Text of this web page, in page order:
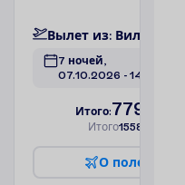
Вылет из: Вил
7 ночей,
07.10.2026 - 14.10.2026
Итого:779.00
Итого1558.00
О поле